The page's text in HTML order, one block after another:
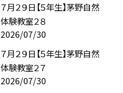
７月２９日【５年生】茅野自然
体験教室２８
2026/07/30
７月２９日【５年生】茅野自然
体験教室２７
2026/07/30